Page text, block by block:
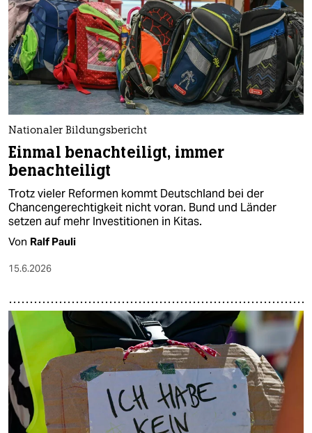
Nationaler Bildungsbericht
Einmal benachteiligt, immer
benachteiligt
Trotz vieler Reformen kommt Deutschland bei der
Chancengerechtigkeit nicht voran. Bund und Länder
setzen auf mehr Investitionen in Kitas.
Von Ralf Pauli
15.6.2026